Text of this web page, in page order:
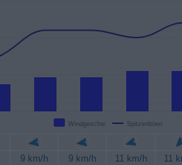
Windgeschw. Spitzenböen
9 km/h 9 km/h 11 km/h
11